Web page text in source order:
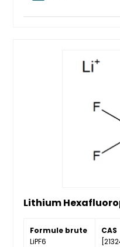
Lithium
Formule brute
LiPF6
CAS